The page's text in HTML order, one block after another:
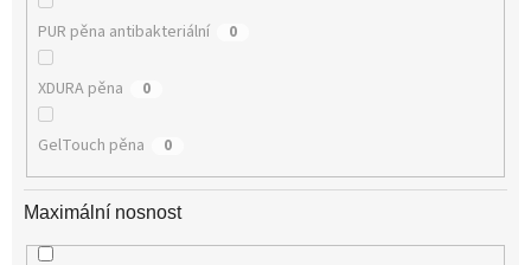
PUR pěna antibakteriální 0
XDURA pěna 0
GelTouch pěna 0
Maximální nosnost